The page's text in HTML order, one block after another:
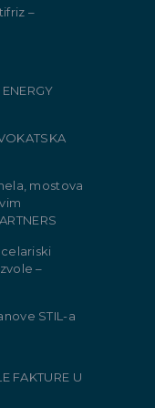
–
mostova
–
STIL-a
FAKTURE U